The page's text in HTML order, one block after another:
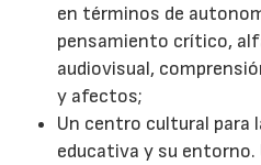
en términos de
pensamiento crítico,
audiovisual,
y afectos;
Un centro cultural para
educativa y su entorno.